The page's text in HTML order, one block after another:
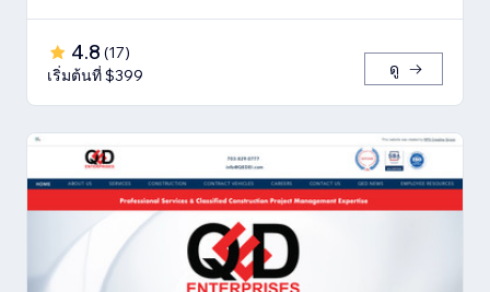
4.8 (17)
เริ่มต้นที่ $399
ดู